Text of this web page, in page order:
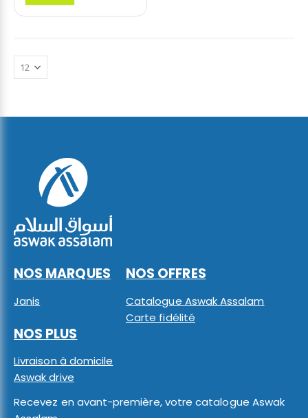
NOS MARQUES
Janis
NOS OFFRES
Catalogue Aswak Assalam
Carte fidélité
NOS PLUS
Livraison à domicile
Aswak drive
Recevez en avant-première, votre catalogue Aswak